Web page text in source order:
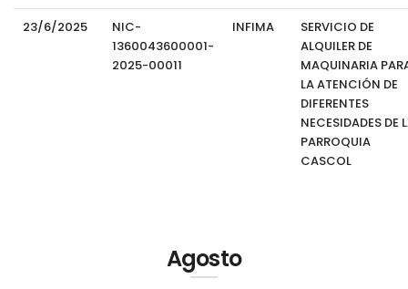
23/6/2025
NIC-
1360043600001-
2025-00011
INFIMA
SERVICIO DE
ALQUILER DE
MAQUINARIA
LA ATENCIÓN DE
DIFERENTES
NECESIDADES DE
PARROQUIA
CASCOL
Agosto